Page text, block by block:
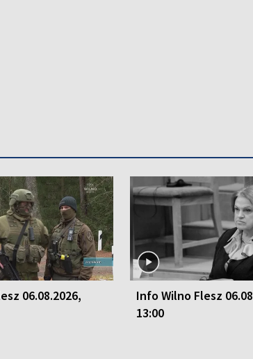
06.08.2026,
Info Wilno Flesz
13:00